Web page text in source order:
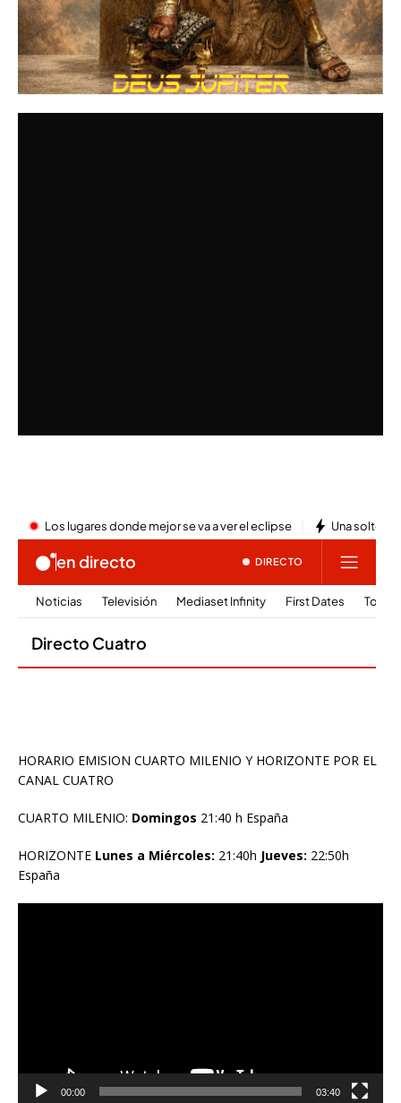
HORARIO EMISION CUARTO MILENIO Y HORIZONTE POR EL
CANAL CUATRO
CUARTO MILENIO: Domingos 21:40 h España
HORIZONTE Lunes a Miércoles: 21:40h Jueves: 22:50h
España
00:00 03:40